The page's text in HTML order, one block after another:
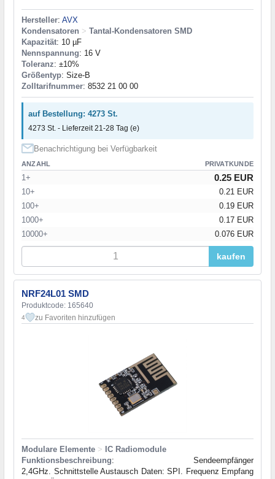
Hersteller: AVX
Kondensatoren > Tantal-Kondensatoren SMD
Kapazität: 10 µF
Nennspannung: 16 V
Toleranz: ±10%
Größentyp: Size-B
Zolltarifnummer: 8532 21 00 00
auf Bestellung: 4273 St.
4273 St. - Lieferzeit 21-28 Tag (e)
Benachrichtigung bei Verfügbarkeit
ANZAHL PRIVATKUNDE
1+ 0.25 EUR
10+
0.21 EUR
100+
0.19 EUR
1000+
0.17 EUR
10000+
0.076 EUR
kaufen
NRF24L01 SMD
Produktcode: 165640
4 zu Favoriten hinzufügen
Modulare Elemente > IC Radiomodule
Funktionsbeschreibung: Sendeempfänger
2,4GHz. Schnittstelle Austausch Daten: SPI. Frequenz Empfang